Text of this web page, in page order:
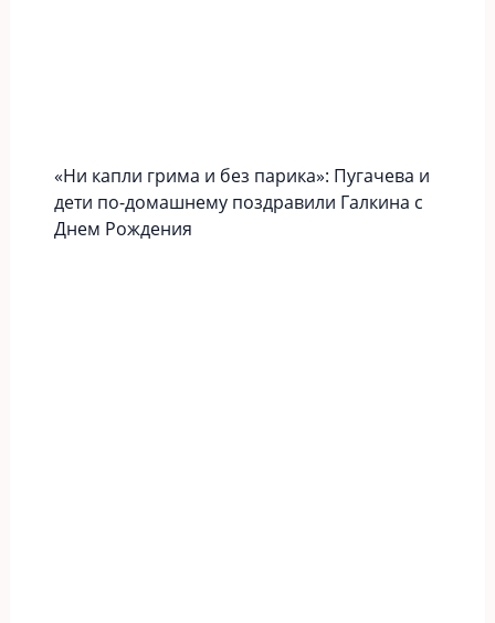
«Ни капли грима и без парика»: Пугачева и
дети по-домашнему поздравили Галкина с
Днем Рождения